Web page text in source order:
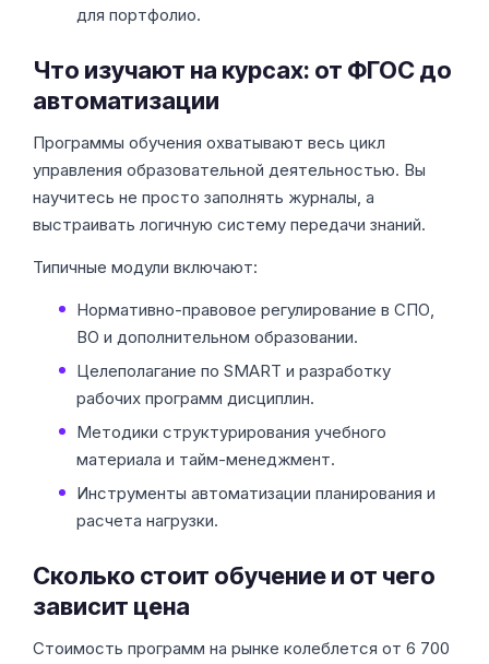
для портфолио.
Что изучают на курсах: от ФГОС до
автоматизации
Программы обучения охватывают весь цикл
управления образовательной деятельностью. Вы
научитесь не просто заполнять журналы, а
выстраивать логичную систему передачи знаний.
Типичные модули включают:
Нормативно-правовое регулирование в СПО,
ВО и дополнительном образовании.
Целеполагание по SMART и разработку
рабочих программ дисциплин.
Методики структурирования учебного
материала и тайм-менеджмент.
Инструменты автоматизации планирования и
расчета нагрузки.
Сколько стоит обучение и от чего
зависит цена
Стоимость программ на рынке колеблется от 6 700